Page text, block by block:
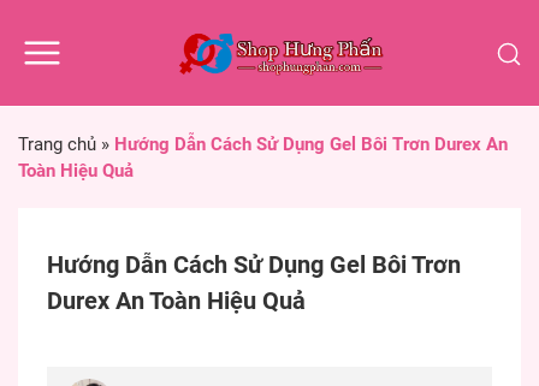
Trang chủ » Hướng Dẫn Cách Sử Dụng Gel Bôi Trơn Durex An
Toàn Hiệu Quả
Hướng Dẫn Cách Sử Dụng Gel Bôi Trơn
Durex An Toàn Hiệu Quả